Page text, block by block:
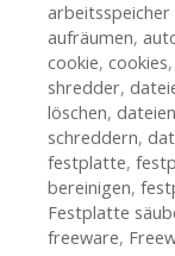
aufräumen,
cookie, cookies,
shredder,
löschen,
schreddern,
festplatte,
bereinigen,
Festplatte
freeware,